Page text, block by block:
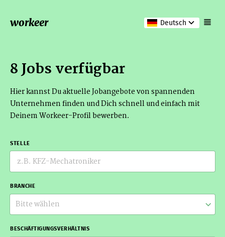
workeer Deutsch
8 Jobs verfügbar
Hier kannst Du aktuelle Jobangebote von spannenden
Unternehmen finden und Dich schnell und einfach mit
Deinem Workeer-Profil bewerben.
STELLE
BRANCHE
Bitte wählen
BESCHÄFTIGUNGSVERHÄLTNIS